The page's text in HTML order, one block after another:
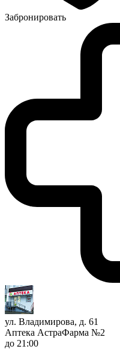
Забронировать
ул. Владимирова, д. 61
Аптека АстраФарма №2
до 21:00